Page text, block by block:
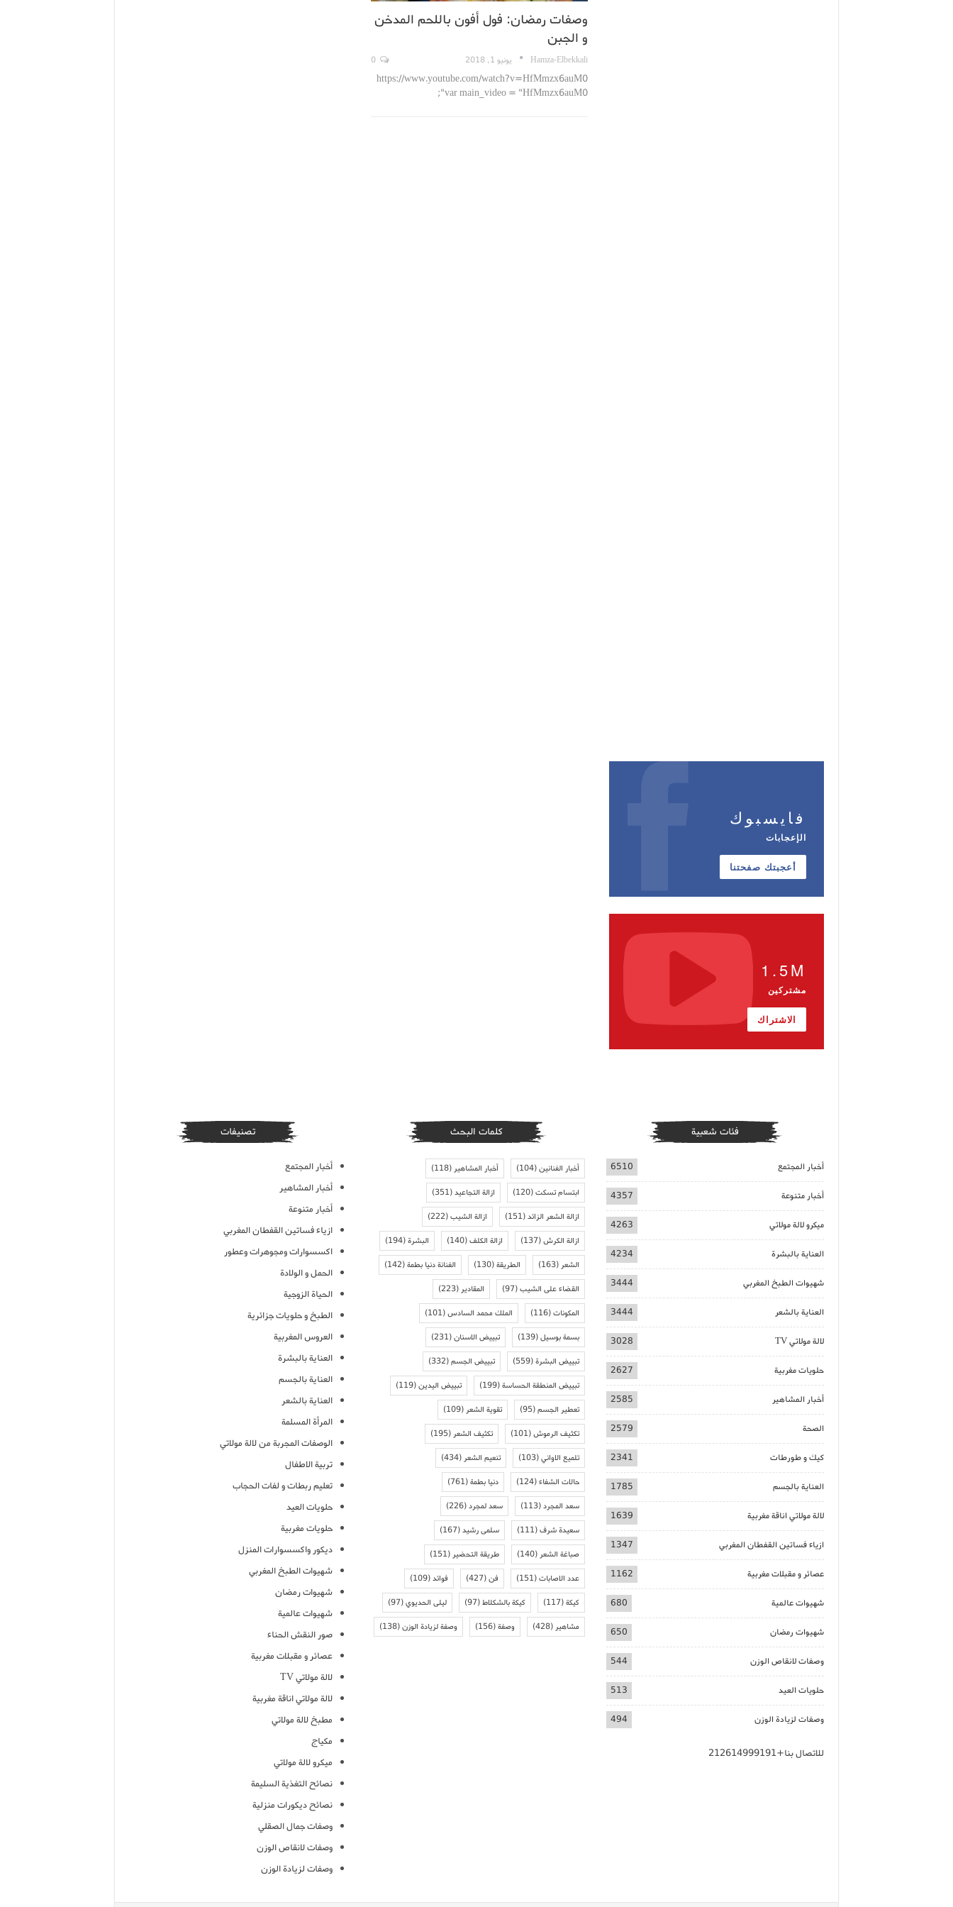
وصفات رمضان: فول أفون باللحم المدخن
و الجبن
Hamza-Elbekkali يونيو 1, 2018
https://www.youtube.com/watch?v=HfMmzx6auM0
var main_video = "HfMmzx6auM0";
فايسبوك
الإعجابات
أعجبتك صفحتنا
1.5M
مشتركين
الاشتراك
فئات شعبية
أخبار المجتمع 6510
أخبار متنوعة 4357
ميكرو لالة مولاتي 4263
العناية بالبشرة 4234
شهيوات الطبخ المغربي 3444
العناية بالشعر 3444
لالة مولاتي TV 3028
حلويات مغربية 2627
أخبار المشاهير 2585
الصحة 2579
كيك و طورطات 2341
العناية بالجسم 1785
لالة مولاتي اناقة مغربية 1639
ازياء فساتين القفطان المغربي 1347
عصائر و مقبلات مغربية 1162
شهيوات عالمية 680
شهيوات رمضان 650
وصفات لانقاص الوزن 544
حلويات العيد 513
وصفات لزيادة الوزن 494
للاتصال بنا+212614999191
كلمات البحث
أخبار الفنانين(104) أخبار المشاهير(118)
ابتسام تسكت(120) ازالة التجاعيد(351)
ازالة الشعر الزائد(151) ازالة الشيب(222)
ازالة الكرش(137) ازالة الكلف(140) البشرة(194)
الشعر(163) الطريقة(130) الفنانة دنيا بطمة(142)
القضاء على الشيب(97) المقادير(223)
المكونات(116) الملك محمد السادس(101)
بسمة بوسيل(139) تبييض الاسنان(231)
تبييض البشرة(559) تبييض الجسم(332)
تبييض المنطقة الحساسة(199) تبييض اليدين(119)
تعطير الجسم(95) تقوية الشعر(109)
تكثيف الرموش(101) تكثيف الشعر(195)
تلميع الاواني(103) تنعيم الشعر(434)
حالات الشفاء(124) دنيا بطمة(761)
سعد المجرد(113) سعد لمجرد(226)
سعيدة شرف(111) سلمى رشيد(167)
صباغة الشعر(140) طريقة التحضير(151)
عدد الاصابات(151) فن(427) فوائد(109)
كيكة(117) كيكة بالشكلاط(97) ليلى الحديوي(97)
مشاهير(428) وصفة(156) وصفة لزيادة الوزن(138)
تصنيفات
أخبار المجتمع
أخبار المشاهير
أخبار متنوعة
ازياء فساتين القفطان المغربي
اكسسوارات ومجوهرات وعطور
الحمل و الولادة
الحياة الزوجية
الطبخ و حلويات جزائرية
العروس المغربية
العناية بالبشرة
العناية بالجسم
العناية بالشعر
المرأة المسلمة
الوصفات المجربة من لالة مولاتي
تربية الاطفال
تعليم ربطات و لفات الحجاب
حلويات العيد
حلويات مغربية
ديكور واكسسوارات المنزل
شهيوات الطبخ المغربي
شهيوات رمضان
شهيوات عالمية
صور النقش الحناء
عصائر و مقبلات مغربية
لالة مولاتي TV
لالة مولاتي اناقة مغربية
مطبخ لالة مولاتي
مكياج
ميكرو لالة مولاتي
نصائح التغذية السليمة
نصائح ديكورات منزلية
وصفات جمال الصقلي
وصفات لانقاص الوزن
وصفات لزيادة الوزن